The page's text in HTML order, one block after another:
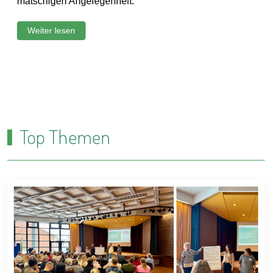
bis hin zu schicken Cocktail-Outfits war alles
Weiter lesen
Top Themen